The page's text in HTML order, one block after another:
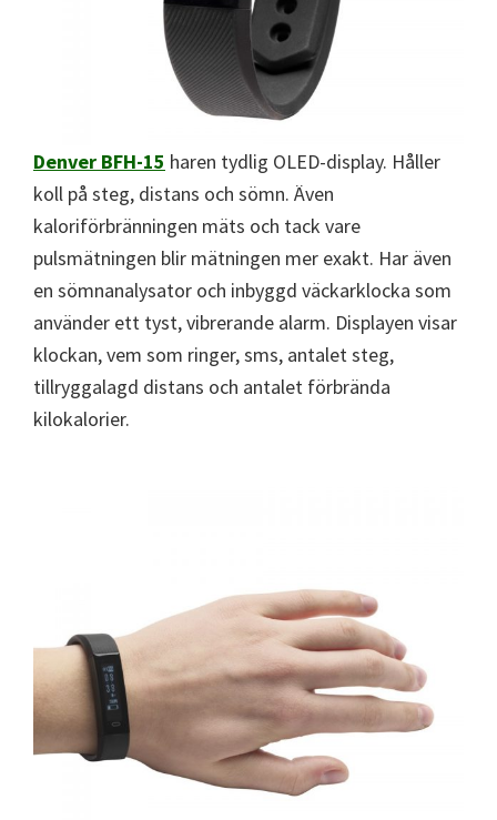
Denver BFH-15 haren tydlig OLED-display. Håller
koll på steg, distans och sömn. Även
kaloriförbränningen mäts och tack vare
pulsmätningen blir mätningen mer exakt. Har även
en sömnanalysator och inbyggd väckarklocka som
använder ett tyst, vibrerande alarm. Displayen visar
klockan, vem som ringer, sms, antalet steg,
tillryggalagd distans och antalet förbrända
kilokalorier.